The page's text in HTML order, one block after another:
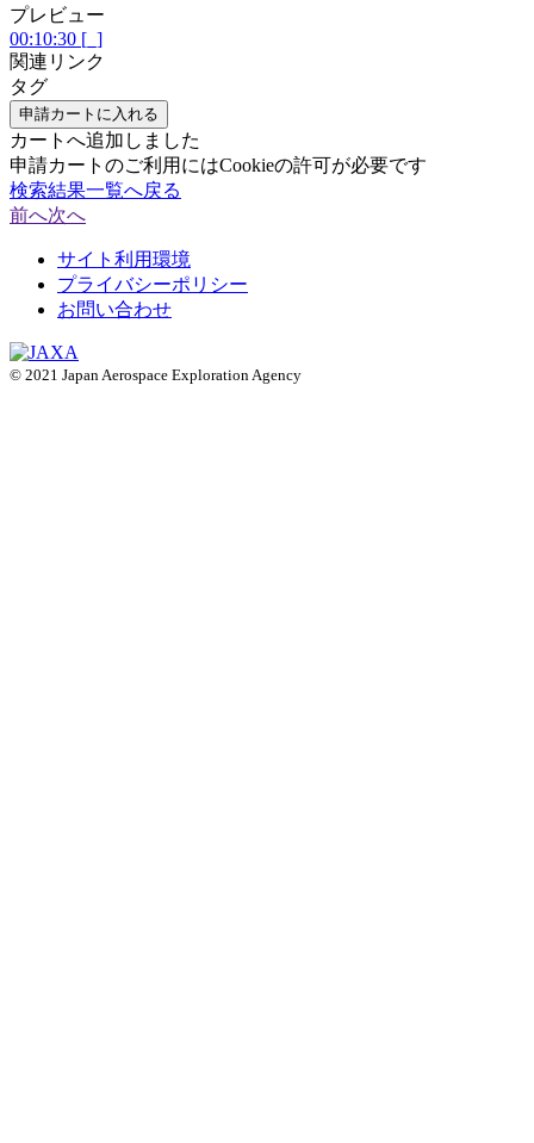
プレビュー
00:10:30 [_]
関連リンク
タグ
申請カートに入れる
カートへ追加しました
申請カートのご利用にはCookieの許可が必要です
検索結果一覧へ戻る
前へ次へ
サイト利用環境
プライバシーポリシー
お問い合わせ
© 2021 Japan Aerospace Exploration Agency